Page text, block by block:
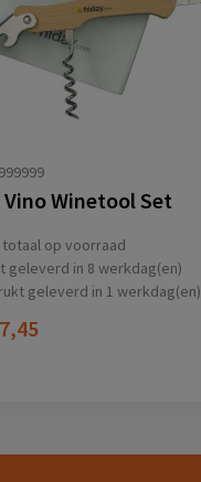
Winetool Set
totaal op voorraad
geleverd in 8 werkdag(en)
geleverd in 1 werkdag(en)